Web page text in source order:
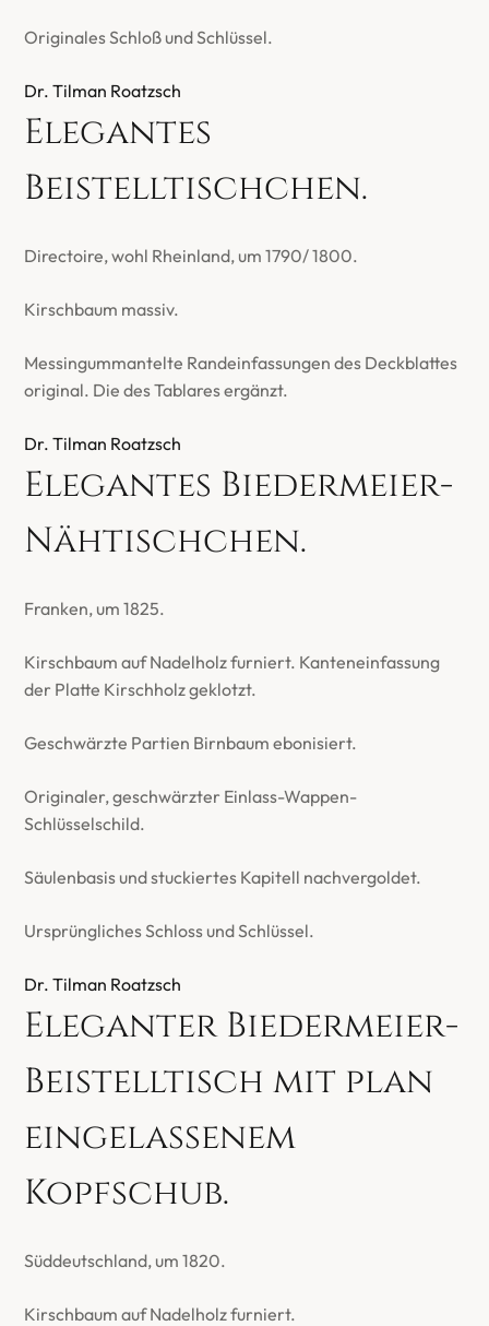
Originales Schloß und Schlüssel.
Dr. Tilman Roatzsch
Elegantes
Beistelltischchen.
Directoire, wohl Rheinland, um 1790/ 1800.
Kirschbaum massiv.
Messingummantelte Randeinfassungen des Deckblattes
original. Die des Tablares ergänzt.
Dr. Tilman Roatzsch
Elegantes Biedermeier-
Nähtischchen.
Franken, um 1825.
Kirschbaum auf Nadelholz furniert. Kanteneinfassung
der Platte Kirschholz geklotzt.
Geschwärzte Partien Birnbaum ebonisiert.
Originaler, geschwärzter Einlass-Wappen-
Schlüsselschild.
Säulenbasis und stuckiertes Kapitell nachvergoldet.
Ursprüngliches Schloss und Schlüssel.
Dr. Tilman Roatzsch
Eleganter Biedermeier-
Beistelltisch mit plan
eingelassenem
Kopfschub.
Süddeutschland, um 1820.
Kirschbaum auf Nadelholz furniert.